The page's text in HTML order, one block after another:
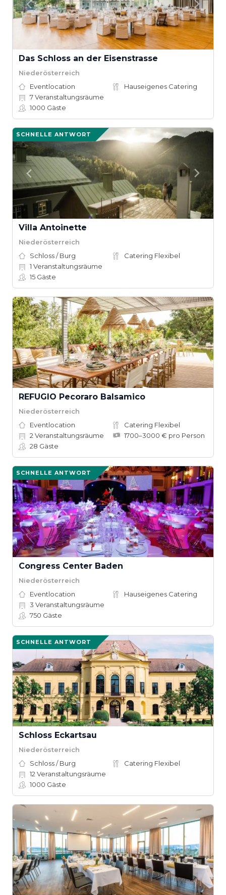
Das Schloss an der Eisenstrasse
Niederösterreich
Eventlocation
Hauseigenes Catering
7Veranstaltungsräume
1000 Gäste
SCHNELLE ANTWORT
Villa Antoinette
Niederösterreich
Schloss / Burg
Catering Flexibel
1 Veranstaltungsräume
15 Gäste
REFUGIO Pecoraro Balsamico
Niederösterreich
Eventlocation
Catering Flexibel
2 Veranstaltungsräume
1700–3000 € pro Person
28 Gäste
SCHNELLE ANTWORT
Congress Center Baden
Niederösterreich
Eventlocation
Hauseigenes Catering
3 Veranstaltungsräume
750 Gäste
SCHNELLE ANTWORT
Schloss Eckartsau
Niederösterreich
Schloss / Burg
Catering Flexibel
12 Veranstaltungsräume
1000 Gäste